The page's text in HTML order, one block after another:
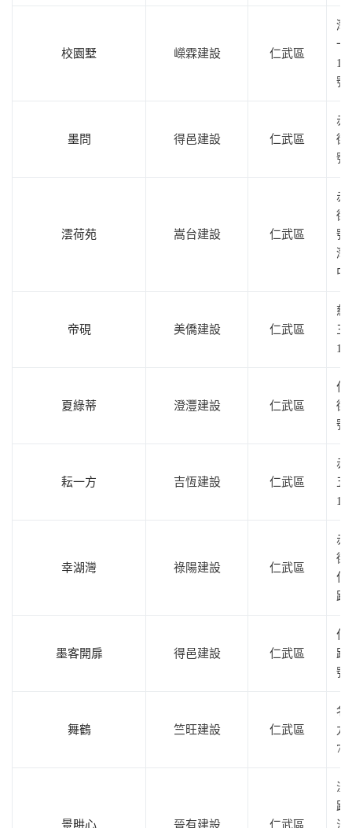
校園墅 嶸霖建設 仁武區
灣
一
16
號
墨問 得邑建設 仁武區
赤
街
號
澐荷苑 嵩台建設 仁武區
赤
街
號
灣
中
帝硯 美僑建設 仁武區
慈
三
夏綠蒂 澄灃建設 仁武區
仁
街
號
耘一方 吉恆建設 仁武區
赤
五
幸湖灣 祿陽建設 仁武區
赤
街
仁
路
墨客開扉 得邑建設 仁武區
仁
路
號
舞鶴 竺旺建設 仁武區
名
九
79
景畊心 晉有建設 仁武區
澄
路
澄